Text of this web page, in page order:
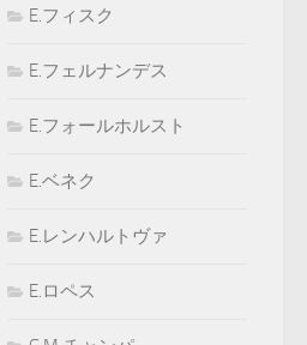
E.フィスク
E.フェルナンデス
E.フォールホルスト
E.ベネク
E.レンハルトヴァ
E.ロペス